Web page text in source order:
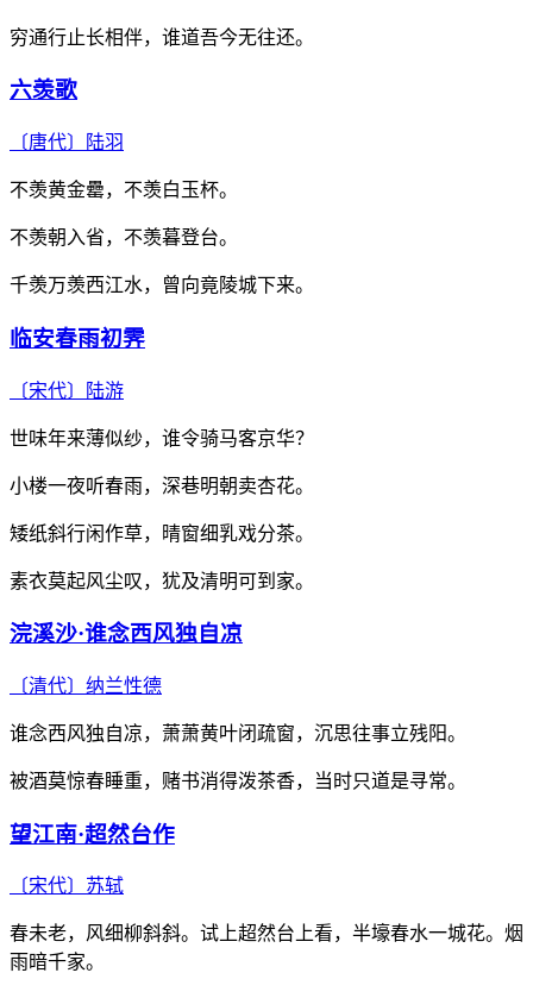
穷通行止长相伴，谁道吾今无往还。
六羡歌
〔唐代〕 陆羽
不羡黄金罍，不羡白玉杯。
不羡朝入省，不羡暮登台。
千羡万羡西江水，曾向竟陵城下来。
临安春雨初霁
〔宋代〕 陆游
世味年来薄似纱，谁令骑马客京华？
小楼一夜听春雨，深巷明朝卖杏花。
矮纸斜行闲作草，晴窗细乳戏分茶。
素衣莫起风尘叹，犹及清明可到家。
浣溪沙·谁念西风独自凉
〔清代〕 纳兰性德
谁念西风独自凉，萧萧黄叶闭疏窗，沉思往事立残阳。
被酒莫惊春睡重，赌书消得泼茶香，当时只道是寻常。
望江南·超然台作
〔宋代〕 苏轼
春未老，风细柳斜斜。试上超然台上看，半壕春水一城花。烟
雨暗千家。